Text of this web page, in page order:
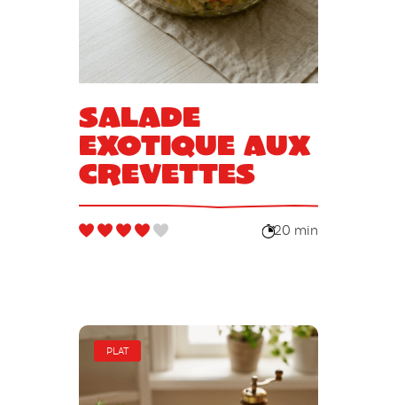
Salade
exotique aux
crevettes
20 min
PLAT